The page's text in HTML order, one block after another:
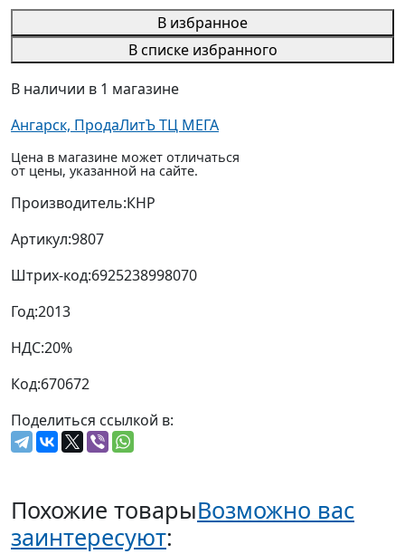
В избранное
В списке избранного
В наличии в 1 магазине
Ангарск, ПродаЛитЪ ТЦ МЕГА
Цена в магазине может отличаться
от цены, указанной на сайте.
Производитель:КНР
Артикул:9807
Штрих-код:6925238998070
Год:2013
НДС:20%
Код:670672
Поделиться ссылкой в:
Похожие товарыВозможно вас
заинтересуют: